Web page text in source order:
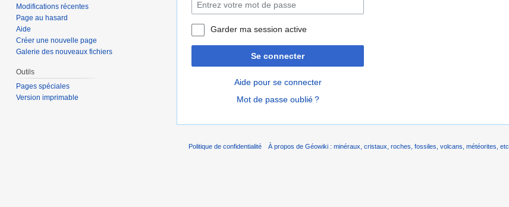
Garder ma session active
Se connecter
Aide pour se connecter
Mot de passe oublié ?
Modifications récentes
Page au hasard
Aide
Créer une nouvelle page
Galerie des nouveaux fichiers
Outils
Pages spéciales
Version imprimable
Politique de confidentialité À propos de Géowiki : minéraux, cristaux, roches, fossiles, volcans, météorites, etc.